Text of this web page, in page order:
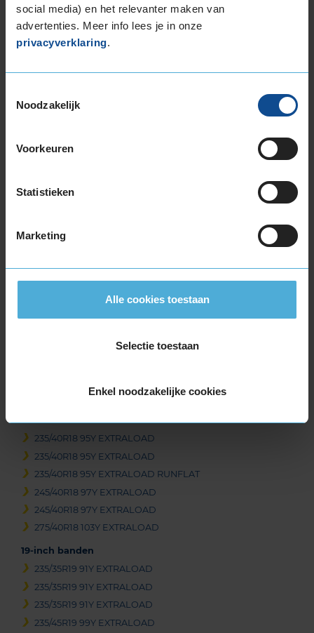
social media) en het relevanter maken van
advertenties. Meer info lees je in onze
privacyverklaring.
Noodzakelijk
Voorkeuren
Statistieken
Marketing
Alle cookies toestaan
Selectie toestaan
Enkel noodzakelijke cookies
Montage Veilig & Zeker
Beschikbare bandenmaten
18-inch banden
235/40R18 95Y EXTRALOAD
235/40R18 95Y EXTRALOAD
235/40R18 95Y EXTRALOAD RUNFLAT
245/40R18 97Y EXTRALOAD
245/40R18 97Y EXTRALOAD
275/40R18 103Y EXTRALOAD
19-inch banden
235/35R19 91Y EXTRALOAD
235/35R19 91Y EXTRALOAD
235/35R19 91Y EXTRALOAD
235/45R19 99Y EXTRALOAD